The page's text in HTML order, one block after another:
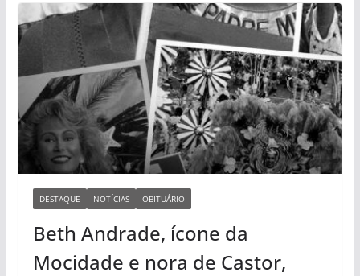
DESTAQUE NOTÍCIAS OBITUÁRIO
Beth Andrade, ícone da
Mocidade e nora de Castor,